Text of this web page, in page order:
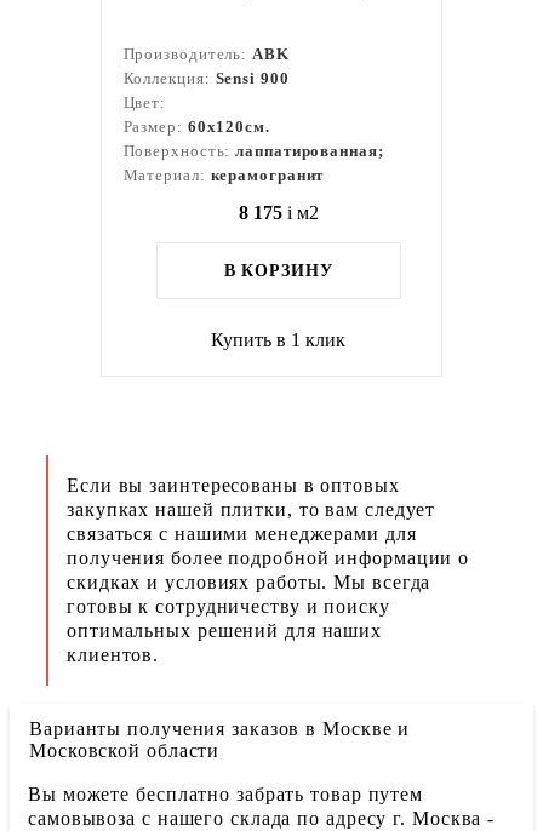
Производитель:ABK
Коллекция: Sensi 900
Цвет:
Размер: 60x120см.
Поверхность:лаппатированная;
Материал: керамогранит
8 175 i м2
В КОРЗИНУ
Купить в 1 клик
Если вы заинтересованы в оптовых
закупках нашей плитки, то вам следует
связаться с нашими менеджерами для
получения более подробной информации о
скидках и условиях работы. Мы всегда
готовы к сотрудничеству и поиску
оптимальных решений для наших
клиентов.
Варианты получения заказов в Москве и
Московской области
Вы можете бесплатно забрать товар путем
самовывоза с нашего склада по адресу г. Москва -